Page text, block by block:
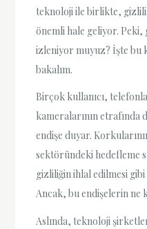
teknoloji ile birlikte,
önemli hale geliyor.
izleniyor muyuz? İşte bu
bakalım.
Birçok kullanıcı,
kameralarının
endişe duyar.
sektöründeki hedefleme
gizliliğin ihlal edilmesi
Ancak, bu endişelerin ne
Aslında, teknoloji